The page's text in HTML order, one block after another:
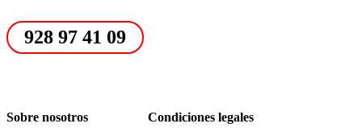
928 97 41 09
Sobre nosotros
Condiciones legales